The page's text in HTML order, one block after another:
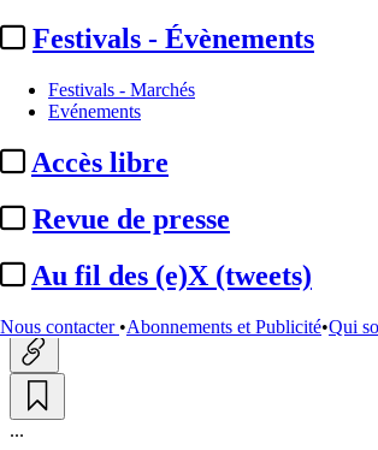
Festivals - Évènements
Festivals - Marchés
Evénements
Accès libre
Revue de presse
Au fil des (e)X (tweets)
Nous contacter •Abonnements et Publicité•Qui
Amazon MGM
Hasbro :un film live
« My ...
Actualité n° 323291|Publié le 16 juil. 2025
...